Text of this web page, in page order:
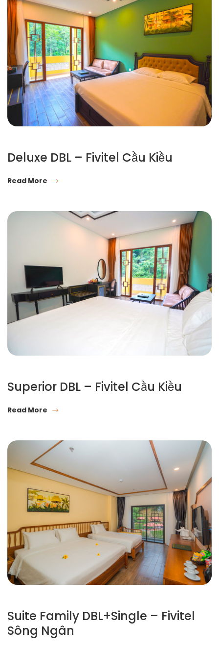
Deluxe DBL – Fivitel Cầu Kiều
Read More
Superior DBL – Fivitel Cầu Kiều
Read More
Suite Family DBL+Single – Fivitel
Sông Ngân